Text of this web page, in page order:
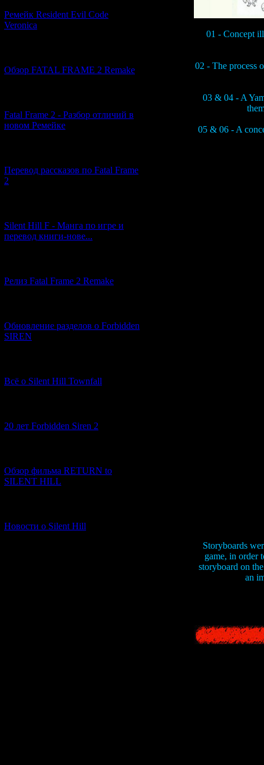
Ремейк Resident Evil Code
Veronica
Обзор FATAL FRAME 2 Remake
Fatal Frame 2 - Разбор отличий в
новом Ремейке
Перевод рассказов по Fatal Frame
2
Silent Hill F - Манга по игре и
перевод книги-нове...
Релиз Fatal Frame 2 Remake
Обновление разделов о Forbidden
SIREN
Всё о Silent Hill Townfall
20 лет Forbidden Siren 2
Обзор фильма RETURN to
SILENT HILL
Новости о Silent Hill
01 - Concept
02 - The process
03 & 04 - A
05 & 06 - A
Storyboards
game, in order
storyboard on
an